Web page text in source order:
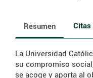
Resumen Citas
La Universidad
su compromiso
se acoge y aporta al